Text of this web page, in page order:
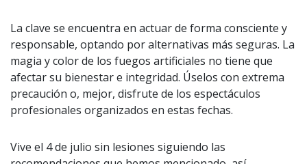
La clave se encuentra en actuar de forma consciente y
responsable, optando por alternativas más seguras. La
magia y color de los fuegos artificiales no tiene que
afectar su bienestar e integridad. Úselos con extrema
precaución o, mejor, disfrute de los espectáculos
profesionales organizados en estas fechas.
Vive el 4 de julio sin lesiones siguiendo las